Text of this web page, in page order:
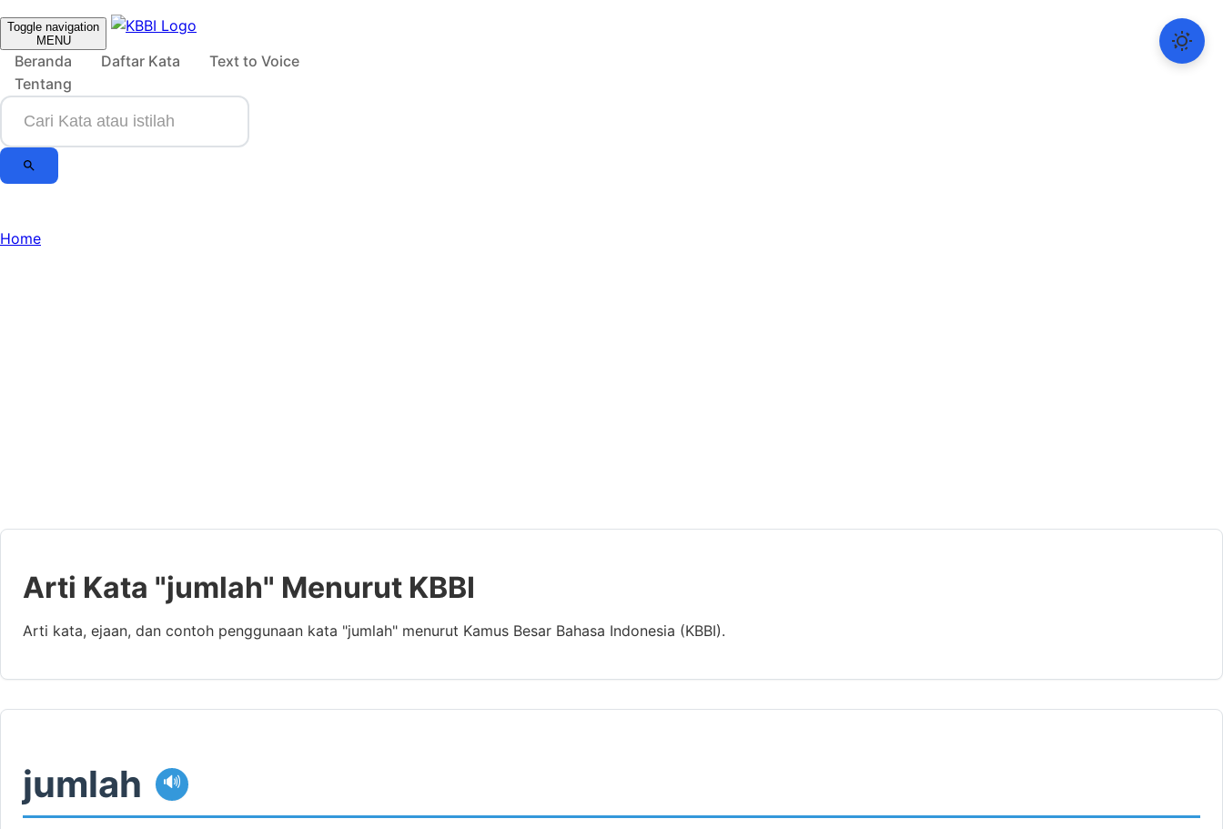
Toggle navigation
MENU
Beranda Daftar Kata
Text to Voice
Tentang
Home
Arti Kata "jumlah" Menurut KBBI
Arti kata, ejaan, dan contoh penggunaan kata "jumlah" menurut Kamus Besar Bahasa Indonesia (KBBI).
jumlah 🔊